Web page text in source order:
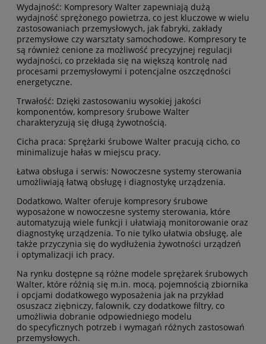
Wydajność: Kompresory Walter zapewniają dużą
wydajność sprężonego powietrza, co jest kluczowe w wielu
zastosowaniach przemysłowych, jak fabryki, zakłady
przemysłowe czy warsztaty samochodowe. Kompresory te
są również cenione za możliwość precyzyjnej regulacji
wydajności, co przekłada się na większą kontrolę nad
procesami przemysłowymi i potencjalne oszczędności
energetyczne.
Trwałość: Dzięki zastosowaniu wysokiej jakości
komponentów, kompresory śrubowe Walter
charakteryzują się długą żywotnością.
Cicha praca: Sprężarki śrubowe Walter pracują cicho, co
minimalizuje hałas w miejscu pracy.
Łatwa obsługa i serwis: Nowoczesne systemy sterowania
umożliwiają łatwą obsługę i diagnostykę urządzenia.
Dodatkowo, Walter oferuje kompresory śrubowe
wyposażone w nowoczesne systemy sterowania, które
automatyzują wiele funkcji i ułatwiają monitorowanie oraz
diagnostykę urządzenia. To nie tylko ułatwia obsługę, ale
także przyczynia się do wydłużenia żywotności urządzeń
i optymalizacji ich pracy.
Na rynku dostępne są różne modele sprężarek śrubowych
Walter, które różnią się m.in. mocą, pojemnością zbiornika
i opcjami dodatkowego wyposażenia jak na przykład
osuszacz ziębniczy, falownik, czy dodatkowe filtry, co
umożliwia dobranie odpowiedniego modelu
do specyficznych potrzeb i wymagań różnych zastosowań
przemysłowych.